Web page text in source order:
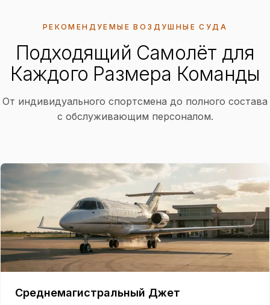
РЕКОМЕНДУЕМЫЕ ВОЗДУШНЫЕ СУДА
Подходящий Самолёт для
Каждого Размера Команды
От индивидуального спортсмена до полного состава
с обслуживающим персоналом.
Среднемагистральный Джет